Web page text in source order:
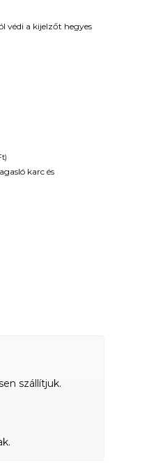
védi a kijelzőt hegyes
)
karc és
szállítjuk.